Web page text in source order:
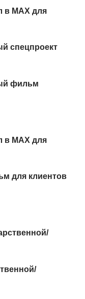
в МАХ для
спецпроект
фильм
в МАХ для
для клиентов